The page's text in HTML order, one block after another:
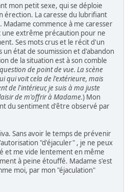
mon petit sexe, qui se déploie
érection. La caresse du lubrifiant
Madame commence à me caresser
une extrême précaution pour ne
Ses mots crus et le récit d'un
un état de soumission et d'abandon
de la situation est à son comble
de point de vue. La scène
qui voit cela de l'extérieure, mais
de l'intérieur, je suis à ma juste
de m'offrir à Madame.) Mon
du sentiment d'être observé par
Sans avoir le temps de prévenir
"d'éjaculer" , je ne peux
et me vide lentement en même
à peine étouffé. Madame s'est
moi, par mon "éjaculation"